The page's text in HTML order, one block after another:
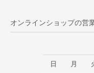
オンラインショップの営
日
月